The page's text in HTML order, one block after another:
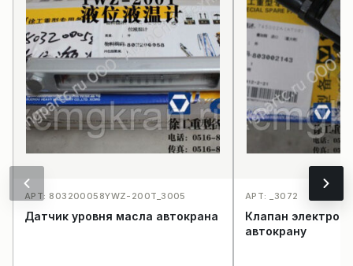
АРТ: 803200058YWZ-200T_3005
Датчик уровня масла автокрана
АРТ: _3072
Клапан
автокрану